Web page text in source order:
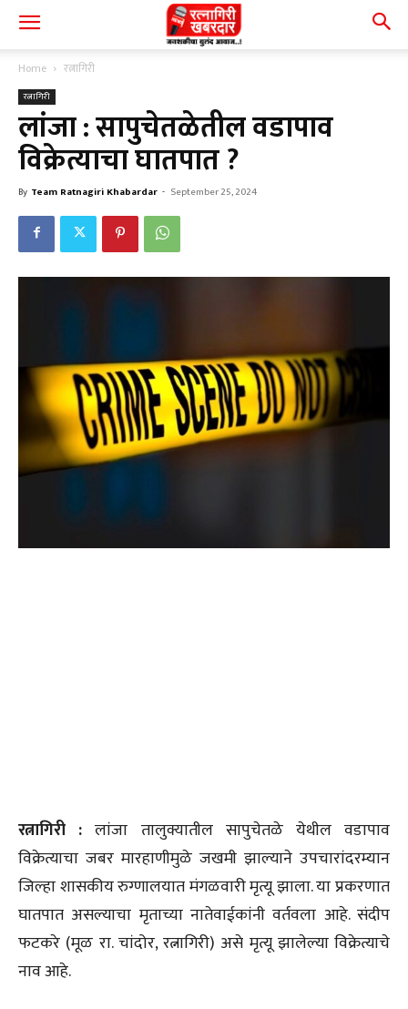
Home रत्नागिरी
रत्नागिरी
लांजा : सापुचेतळेतील वडापाव
विक्रेत्याचा घातपात ?
By Team Ratnagiri Khabardar - September 25, 2024
रत्नागिरी :लांजा तालुक्यातील सापुचेतळे येथील वडापाव
विक्रेत्याचा जबर मारहाणीमुळे जखमी झाल्याने उपचारांदरम्यान
जिल्हा शासकीय रुग्णालयात मंगळवारी मृत्यू झाला. या प्रकरणात
घातपात असल्याचा मृताच्या नातेवाईकांनी वर्तवला आहे. संदीप
फटकरे (मूळ रा. चांदोर, रत्नागिरी) असे मृत्यू झालेल्या विक्रेत्याचे
नाव आहे.